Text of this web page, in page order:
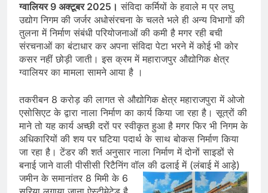
ग्वालियर 9 अक्टूबर 2025। संविदा कर्मियों के हवाले म प्र लघु
उद्योग निगम की जर्जर अधोसंरचना के चलते भले ही अन्य विभागों की
तुलना में निर्माण संबंधी परियोजनाओं की कमी है मगर रही बची
संरचनाओं का बंटाधार कर अपना संविदा पेटा भरने में कोई भी कोर
कसर नहीं छोड़ी जाती। इस क्रम में महाराजपुर औद्योगिक क्षेत्र
ग्वालियर का मामला सामने आया है ।
तकरीबन 8 करोड़ की लागत से औद्योगिक क्षेत्र महाराजपुरा में ओजो
एसोसिएट के द्वारा नाला निर्माण का कार्य किया जा रहा है। सूत्रों की
माने तो यह कार्य अच्छी दरों पर स्वीकृत हुआ है मगर फिर भी निगम के
अधिकारियों की शय पर घटिया पदार्थ के साथ बोकस निर्माण किया
जा रहा है। टेंडर की शर्त अनुसार नाला निर्माण में दोनों साइडों से
बनाई जाने वाली पीसीसी रिटैनिंग वॉल की ढलाई में (लंबाई में आड़े)
जमीन के समानांतर 8 मिमी के 6